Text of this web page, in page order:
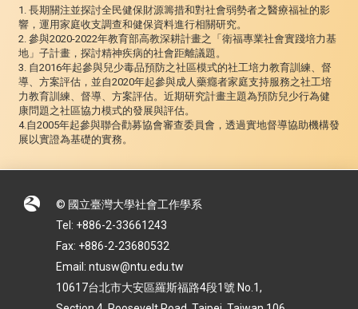
1. 長期關注並探討全民健保財源籌措和對社會弱勢者之醫療福祉的影
響，運用家庭收支調查和健保資料進行相關研究。
2. 參與2020-2022年教育部高教深耕計畫之「衛福專業社會實踐培力基
地」子計畫，探討精神疾病的社會距離議題。
3. 自2016年起參與兒少毒品預防之社區模式的社工培力教育訓練、督
導、方案評估，並自2020年起參與成人藥癮者家庭支持服務之社工培
力教育訓練、督導、方案評估。近期研究計畫主題為預防兒少行為健
康問題之社區協力模式的發展與評估。
4.自2005年起參與聯合勸募協會審查委員會，透過實地督導協助機構發
展以實證為基礎的實務。
© 國立臺灣大學社會工作學系
Tel: +886-2-33661243
Fax: +886-2-23680532
Email: ntusw@ntu.edu.tw
10617台北市大安區羅斯福路4段1號 No.1,